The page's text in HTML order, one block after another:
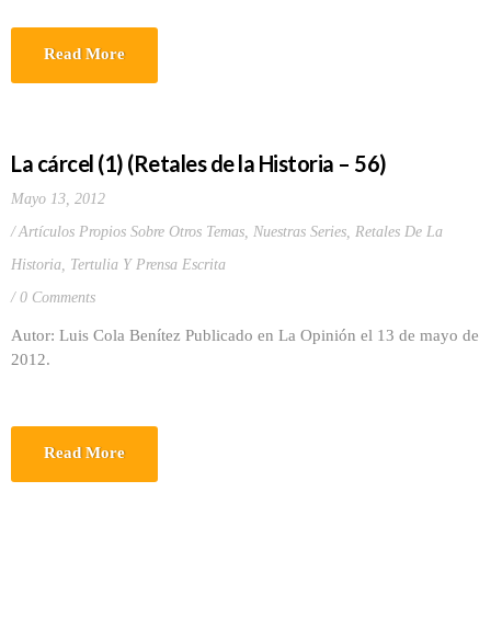
Read More
La cárcel (1) (Retales de la Historia – 56)
Mayo 13, 2012
Artículos Propios Sobre Otros Temas, Nuestras Series, Retales De La
Historia, Tertulia Y Prensa Escrita
0 Comments
Autor: Luis Cola Benítez Publicado en La Opinión el 13 de mayo de
2012.
Read More